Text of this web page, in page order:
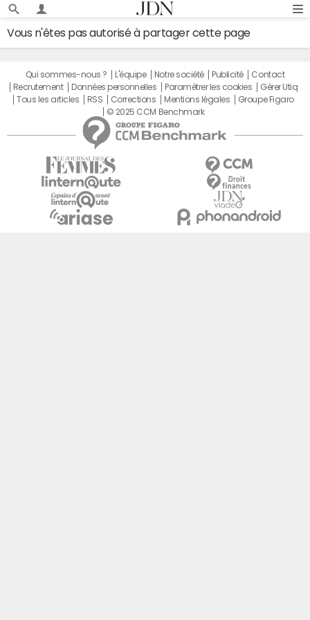
Vous n'êtes pas autorisé à partager cette page
Qui sommes-nous ? L'équipe Notre société Publicité
Contact
Recrutement
Données personnelles Paramétrer les cookies
Gérer Utiq
Tous les articles
RSS Corrections Mentions légales
Groupe Figaro
© 2025 CCM Benchmark